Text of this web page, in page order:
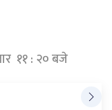
११ : २० बजे